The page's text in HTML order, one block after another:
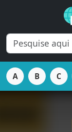
A B C